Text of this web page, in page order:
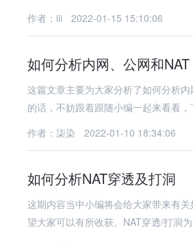
作者：iii
2022-01-15 15:10:06
如何分析内网、公网和NAT
这篇文章主要为大家分析了如何分析
的话，不妨跟着跟随小编一起来看看
作者：柒染
2022-01-10 18:34:06
如何分析NAT穿透及打洞
这期内容当中小编将会给大家带来有
望大家可以有所收获。NAT穿透/打洞